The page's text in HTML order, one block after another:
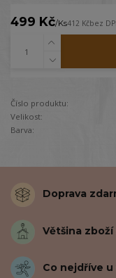
499 Kč/Ks412 Kčbez
Číslo produktu:
Velikost:
Barva:
Doprava
Většina zboží
Co nejdříve u